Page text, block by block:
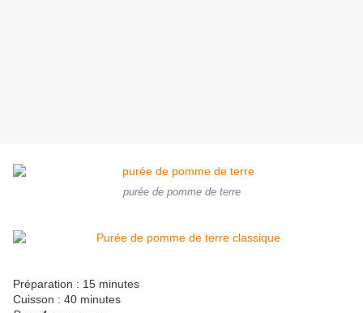
purée de pomme de terre
Préparation : 15 minutes
Cuisson : 40 minutes